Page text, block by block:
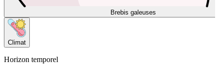
Brebis galeuses
Climat
Horizon temporel